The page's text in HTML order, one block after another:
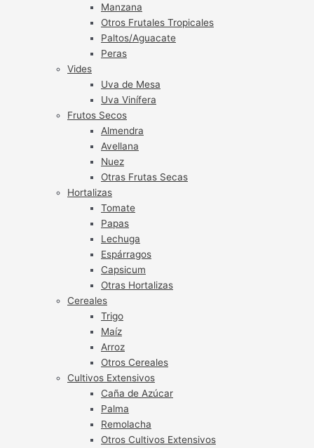
Manzana
Otros Frutales Tropicales
Paltos/Aguacate
Peras
Vides
Uva de Mesa
Uva Vinífera
Frutos Secos
Almendra
Avellana
Nuez
Otras Frutas Secas
Hortalizas
Tomate
Papas
Lechuga
Espárragos
Capsicum
Otras Hortalizas
Cereales
Trigo
Maíz
Arroz
Otros Cereales
Cultivos Extensivos
Caña de Azúcar
Palma
Remolacha
Otros Cultivos Extensivos